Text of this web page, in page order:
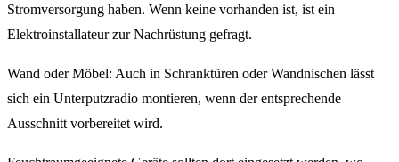
Stromversorgung haben. Wenn keine vorhanden ist, ist ein
Elektroinstallateur zur Nachrüstung gefragt.
Wand oder Möbel: Auch in Schranktüren oder Wandnischen lässt
sich ein Unterputzradio montieren, wenn der entsprechende
Ausschnitt vorbereitet wird.